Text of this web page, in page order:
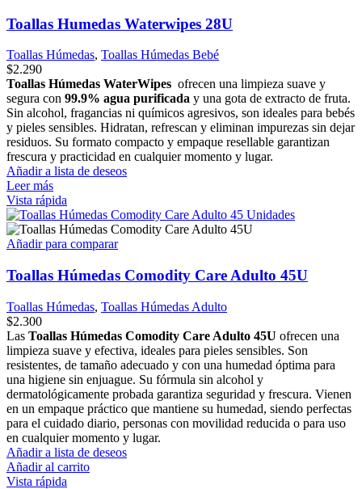
Toallas Humedas Waterwipes 28U
Toallas Húmedas, Toallas Húmedas Bebé
$2.290
Toallas Húmedas WaterWipes ofrecen una limpieza suave y
segura con 99.9% agua purificada y una gota de extracto de fruta.
Sin alcohol, fragancias ni químicos agresivos, son ideales para bebés
y pieles sensibles. Hidratan, refrescan y eliminan impurezas sin dejar
residuos. Su formato compacto y empaque resellable garantizan
frescura y practicidad en cualquier momento y lugar.
Añadir a lista de deseos
Leer más
Vista rápida
Añadir para comparar
Toallas Húmedas Comodity Care Adulto 45U
Toallas Húmedas, Toallas Húmedas Adulto
$2.300
Las Toallas Húmedas Comodity Care Adulto 45U ofrecen una
limpieza suave y efectiva, ideales para pieles sensibles. Son
resistentes, de tamaño adecuado y con una humedad óptima para
una higiene sin enjuague. Su fórmula sin alcohol y
dermatológicamente probada garantiza seguridad y frescura. Vienen
en un empaque práctico que mantiene su humedad, siendo perfectas
para el cuidado diario, personas con movilidad reducida o para uso
en cualquier momento y lugar.
Añadir a lista de deseos
Añadir al carrito
Vista rápida